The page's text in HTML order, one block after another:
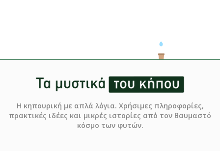
Η κηπουρική με απλά λόγια. Χρήσιμες πληροφορίες,
πρακτικές ιδέες και μικρές ιστορίες από τον θαυμαστό
κόσμο των φυτών.